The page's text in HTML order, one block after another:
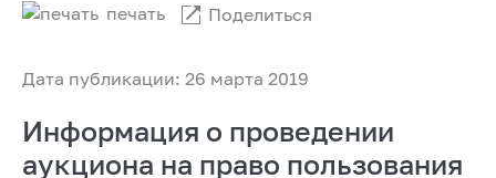
Дата публикации: 26 марта 2019
печать Поделиться
Информация о проведении
аукциона на право пользования